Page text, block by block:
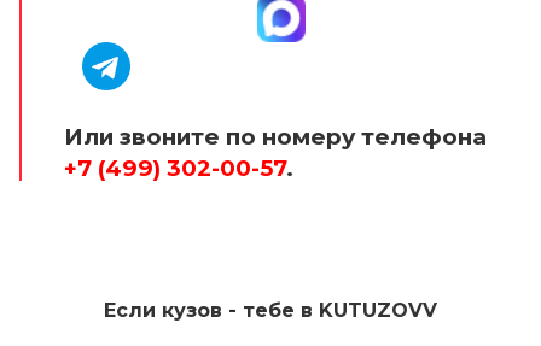
Или звоните по номеру телефона
+7 (499) 302-00-57.
Если кузов - тебе в KUTUZOVV